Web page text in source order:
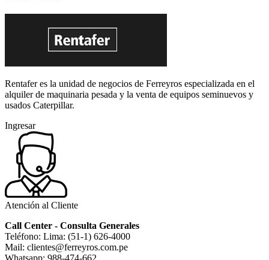
Rentafer es la unidad de negocios de Ferreyros especializada en el
alquiler de maquinaria pesada y la venta de equipos seminuevos y
usados Caterpillar.
Ingresar
Atención al Cliente
Call Center - Consulta Generales
Teléfono: Lima: (51-1) 626-4000
Mail: clientes@ferreyros.com.pe